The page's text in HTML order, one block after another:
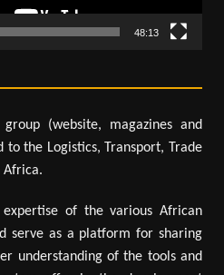
48:13
(website, magazines and
to the Logistics, Transport, Trade
Africa.
of the various African
serve as a platform for sharing
understanding of the tools and